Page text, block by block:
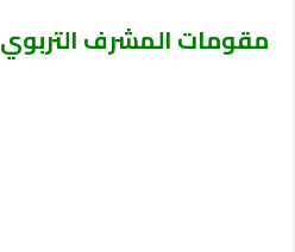
مقومات المشرف التربوي